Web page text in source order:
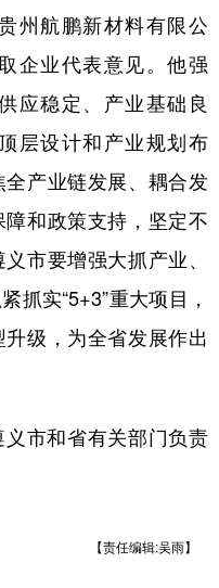
州航鹏新材料有限公
企业代表意见。他强
应稳定、产业基础良
层设计和产业规划布
产业链发展、耦合发
和政策支持，坚定不
市要增强大抓产业、
抓实“5+3”重大项目，
级，为全省发展作出
市和省有关部门负责
【责任编辑:吴雨】